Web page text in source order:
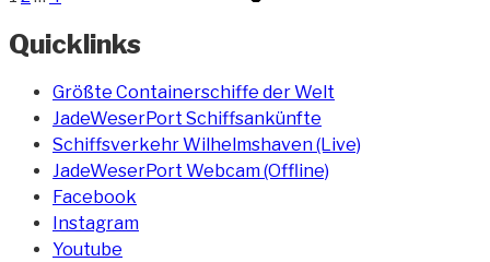
Quicklinks
Größte Containerschiffe der Welt
JadeWeserPort Schiffsankünfte
Schiffsverkehr Wilhelmshaven (Live)
JadeWeserPort Webcam (Offline)
Facebook
Instagram
Youtube